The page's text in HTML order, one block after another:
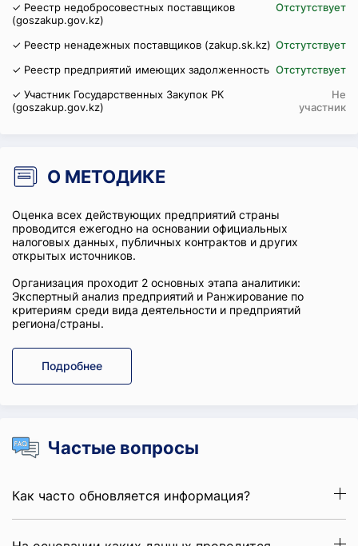
✓ Реестр недобросовестных поставщиков
(goszakup.gov.kz)
Отстутствует
✓ Реестр ненадежных поставщиков (zakup.sk.kz) Отстутствует
✓ Реестр предприятий имеющих задолженность Отстутствует
✓ Участник Государственных Закупок РК
(goszakup.gov.kz)
Не
участник
О МЕТОДИКЕ
Оценка всех действующих предприятий страны
проводится ежегодно на основании официальных
налоговых данных, публичных контрактов и других
открытых источников.
Организация проходит 2 основных этапа аналитики:
Экспертный анализ предприятий и Ранжирование по
критериям среди вида деятельности и предприятий
региона/страны.
Подробнее
Частые вопросы
Как часто обновляется информация?